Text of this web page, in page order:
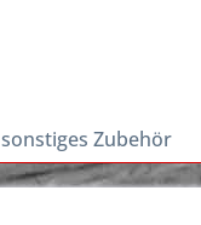
sonstiges Zubehör